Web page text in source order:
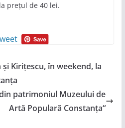
prețul de 40 lei.
Kirițescu, în weekend, la
patrimoniul Muzeului de
Artă Populară Constanța“